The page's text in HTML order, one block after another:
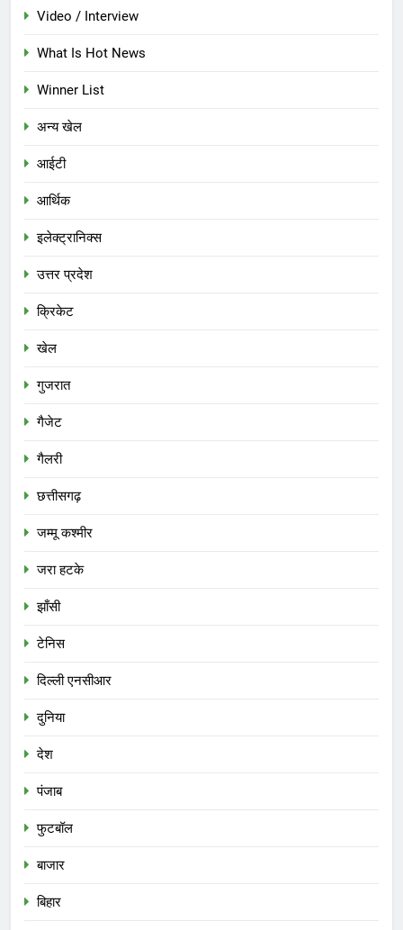
Video / Interview
What Is Hot News
Winner List
अन्य खेल
आईटी
आर्थिक
इलेक्ट्रानिक्स
उत्तर प्रदेश
क्रिकेट
खेल
गुजरात
गैजेट
गैलरी
छत्तीसगढ़
जम्मू कश्मीर
जरा हटके
झाँसी
टेनिस
दिल्ली एनसीआर
दुनिया
देश
पंजाब
फुटबॉल
बाजार
बिहार